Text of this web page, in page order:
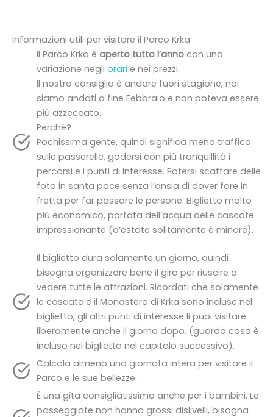
Informazioni utili per visitare il Parco Krka
Il Parco Krka è aperto tutto l’anno con una
variazione negli orari e nei prezzi.
Il nostro consiglio è andare fuori stagione, noi
siamo andati a fine Febbraio e non poteva essere
più azzeccato.
Perché?
Pochissima gente, quindi significa meno traffico
sulle passerelle, godersi con più tranquillità i
percorsi e i punti di interesse. Potersi scattare delle
foto in santa pace senza l’ansia di dover fare in
fretta per far passare le persone. Biglietto molto
più economico, portata dell’acqua delle cascate
impressionante (d’estate solitamente è minore).
Il biglietto dura solamente un giorno, quindi
bisogna organizzare bene il giro per riuscire a
vedere tutte le attrazioni. Ricordati che solamente
le cascate e il Monastero di Krka sono incluse nel
biglietto, gli altri punti di interesse li puoi visitare
liberamente anche il giorno dopo. (guarda cosa è
incluso nel biglietto nel capitolo successivo).
Calcola almeno una giornata intera per visitare il
Parco e le sue bellezze.
È una gita consigliatissima anche per i bambini. Le
passeggiate non hanno grossi dislivelli, bisogna